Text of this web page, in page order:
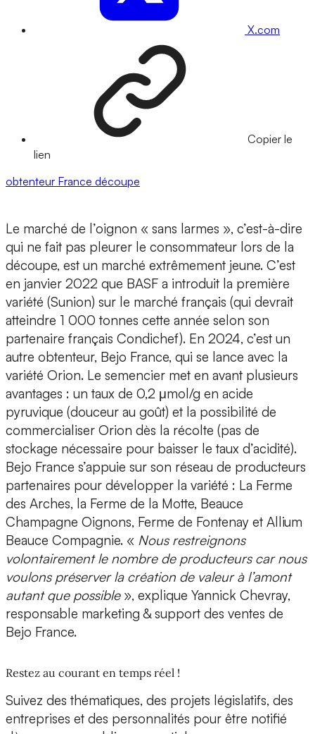
X.com
Copier le
lien
obtenteur France découpe
Le marché de l’oignon « sans larmes », c’est-à-dire
qui ne fait pas pleurer le consommateur lors de la
découpe, est un marché extrêmement jeune. C’est
en janvier 2022 que BASF a introduit la première
variété (Sunion) sur le marché français (qui devrait
atteindre 1 000 tonnes cette année selon son
partenaire français Condichef). En 2024, c’est un
autre obtenteur, Bejo France, qui se lance avec la
variété Orion. Le semencier met en avant plusieurs
avantages : un taux de 0,2 μmol/g en acide
pyruvique (douceur au goût) et la possibilité de
commercialiser Orion dès la récolte (pas de
stockage nécessaire pour baisser le taux d’acidité).
Bejo France s’appuie sur son réseau de producteurs
partenaires pour développer la variété : La Ferme
des Arches, la Ferme de la Motte, Beauce
Champagne Oignons, Ferme de Fontenay et Allium
Beauce Compagnie. « Nous restreignons
volontairement le nombre de producteurs car nous
voulons préserver la création de valeur à l’amont
autant que possible », explique Yannick Chevray,
responsable marketing & support des ventes de
Bejo France.
Restez au courant en temps réel !
Suivez des thématiques, des projets législatifs, des
entreprises et des personnalités pour être notifié